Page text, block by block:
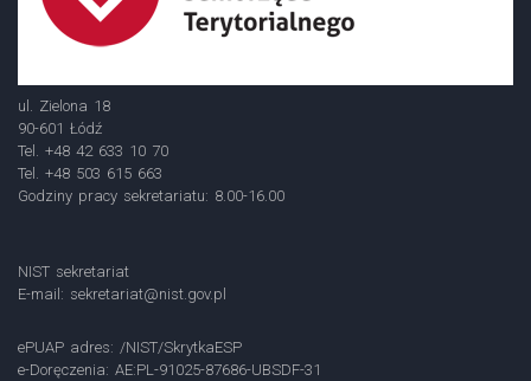
ul. Zielona 18
90-601 Łódź
Tel. +48 42 633 10 70
Tel. +48 503 615 663
Godziny pracy sekretariatu: 8.00-16.00
NIST sekretariat
E-mail: sekretariat@nist.gov.pl
ePUAP adres: /NIST/SkrytkaESP
e-Doręczenia: AE:PL-91025-87686-UBSDF-31